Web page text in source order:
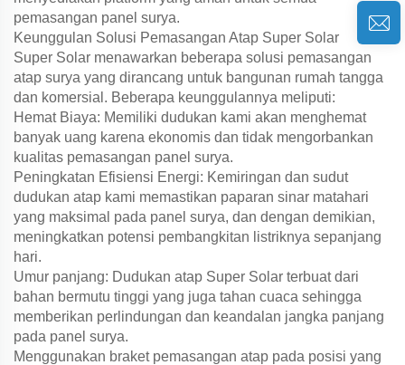
pemasangan panel surya.
Keunggulan Solusi Pemasangan Atap Super Solar
Super Solar menawarkan beberapa solusi pemasangan
atap surya yang dirancang untuk bangunan rumah tangga
dan komersial. Beberapa keunggulannya meliputi:
Hemat Biaya: Memiliki dudukan kami akan menghemat
banyak uang karena ekonomis dan tidak mengorbankan
kualitas pemasangan panel surya.
Peningkatan Efisiensi Energi: Kemiringan dan sudut
dudukan atap kami memastikan paparan sinar matahari
yang maksimal pada panel surya, dan dengan demikian,
meningkatkan potensi pembangkitan listriknya sepanjang
hari.
Umur panjang: Dudukan atap Super Solar terbuat dari
bahan bermutu tinggi yang juga tahan cuaca sehingga
memberikan perlindungan dan keandalan jangka panjang
pada panel surya.
Menggunakan braket pemasangan atap pada posisi yang